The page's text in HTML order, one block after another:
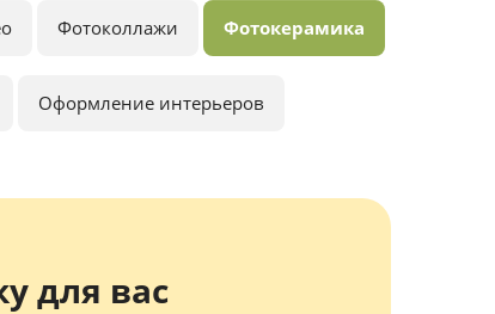
Фотоколлажи Фотокерамика
Оформление интерьеров
для вас